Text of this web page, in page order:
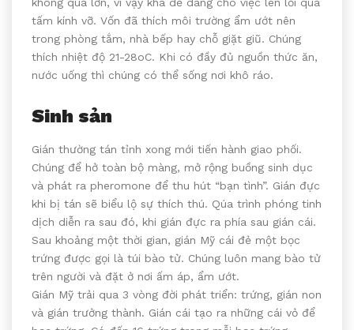
không quá lớn, vì vậy khá dễ dàng cho việc len lỏi qua
tấm kính vỡ. Vốn đã thích môi trường ẩm ướt nên
trong phòng tắm, nhà bếp hay chỗ giặt giũ. Chúng
thích nhiệt độ 21-28oC. Khi có đầy đủ nguồn thức ăn,
nước uống thì chúng có thể sống nơi khô ráo.
Sinh sản
Gián thường tán tỉnh xong mới tiến hành giao phối.
Chúng để hở toàn bộ màng, mở rộng buồng sinh dục
và phát ra pheromone để thu hút “bạn tình”. Gián đực
khi bị tán sẽ biểu lộ sự thích thú. Qúa trình phóng tinh
dịch diễn ra sau đó, khi gián đực ra phía sau gián cái.
Sau khoảng một thời gian, gián Mỹ cái đẻ một bọc
trứng được gọi là túi bào tử. Chúng luôn mang bào tử
trên người và đặt ở nơi ấm áp, ẩm ướt.
Gián Mỹ trải qua 3 vòng đời phát triển: trứng, gián non
và gián trưởng thành. Gián cái tạo ra những cái vỏ để